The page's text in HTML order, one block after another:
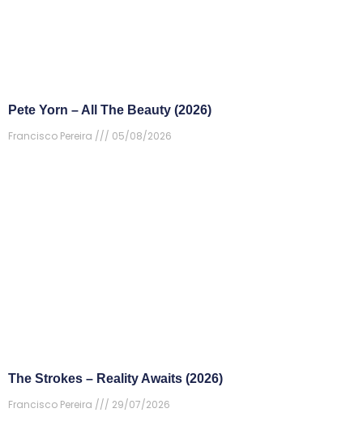
Pete Yorn – All The Beauty (2026)
Francisco Pereira
05/08/2026
The Strokes – Reality Awaits (2026)
Francisco Pereira
29/07/2026